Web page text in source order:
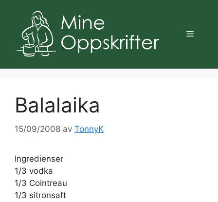
innhold
Meny
Balalaika
15/09/2008 av TonnyK
Ingredienser
1/3 vodka
1/3 Cointreau
1/3 sitronsaft